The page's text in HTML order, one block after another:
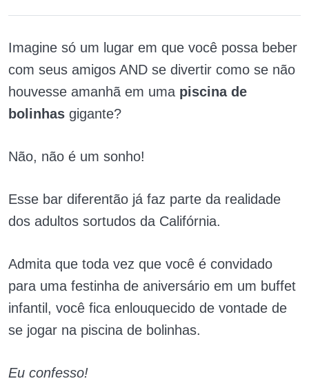
Imagine só um lugar em que você possa beber
com seus amigos AND se divertir como se não
houvesse amanhã em uma piscina de
bolinhas gigante?
Não, não é um sonho!
Esse bar diferentão já faz parte da realidade
dos adultos sortudos da Califórnia.
Admita que toda vez que você é convidado
para uma festinha de aniversário em um buffet
infantil, você fica enlouquecido de vontade de
se jogar na piscina de bolinhas.
Eu confesso!